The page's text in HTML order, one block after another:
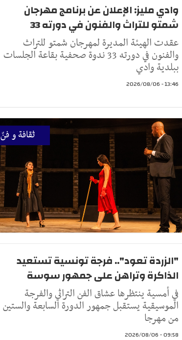
وادي مليز: الإعلان عن برنامج مهرجان
شمتو للتراث والفنون في دورته 33
عقدت الهيئة المديرة لمهرجان شمتو للتراث
والفنون في دورته 33 ندوة صحفية بقاعة الجلسات
ببلدية وادي
13:46 - 2026/08/06
ثقافة و فنّ
"الزردة تعود".. فرجة تونسية تستعيد
الذاكرة وتراهن على جمهور سوسة
في أمسية ينتظرها عشاق الفن التراثي والفرجة
الموسيقية يستقبل جمهور الدورة السابعة والستين
من مهرجا
09:58 - 2026/08/06